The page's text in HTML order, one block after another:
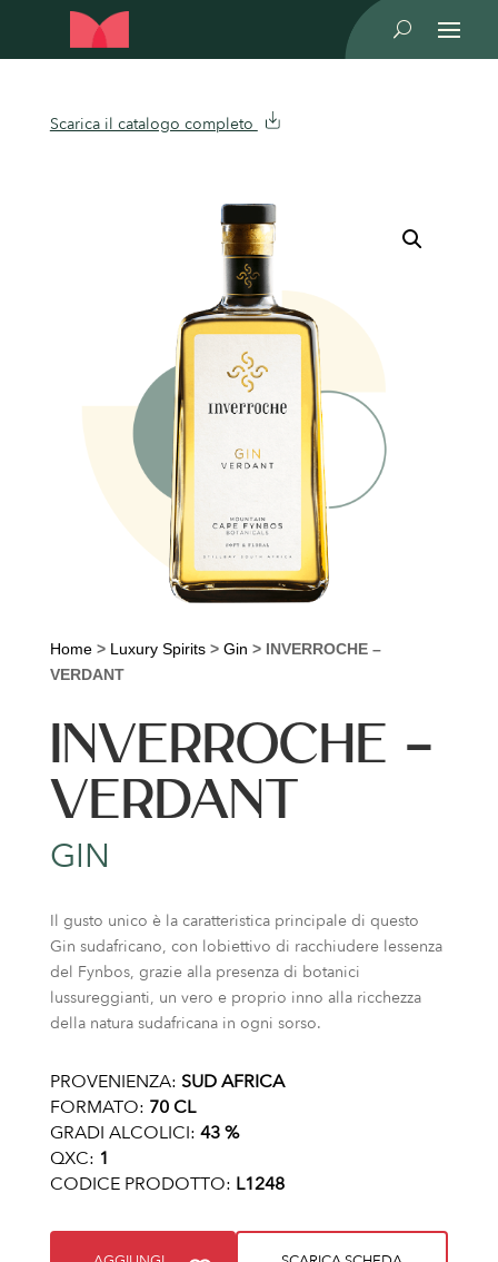
U
Scarica il catalogo completo
Home> Luxury Spirits> Gin > INVERROCHE –
VERDANT
INVERROCHE –
VERDANT
GIN
Il gusto unico è la caratteristica principale di questo
Gin sudafricano, con lobiettivo di racchiudere lessenza
del Fynbos, grazie alla presenza di botanici
lussureggianti, un vero e proprio inno alla ricchezza
della natura sudafricana in ogni sorso.
PROVENIENZA: SUD AFRICA
FORMATO: 70 CL
GRADI ALCOLICI: 43 %
QXC: 1
CODICE PRODOTTO: L1248